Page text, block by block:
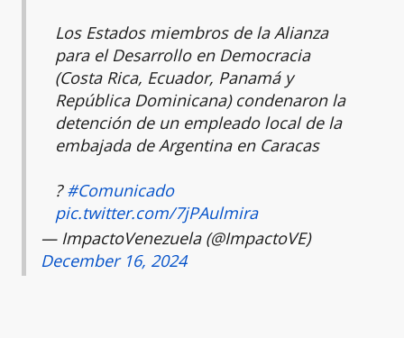
Los Estados miembros de la Alianza
para el Desarrollo en Democracia
(Costa Rica, Ecuador, Panamá y
República Dominicana) condenaron la
detención de un empleado local de la
embajada de Argentina en Caracas
?#Comunicado
pic.twitter.com/7jPAulmira
— ImpactoVenezuela (@ImpactoVE)
December 16, 2024